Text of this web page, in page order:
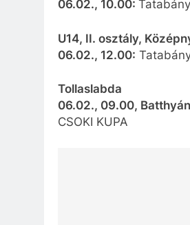
06.02., 10.00:
U14, II. osztály,
06.02., 12.00:
Tollaslabda
06.02., 09.00,
CSOKI KUPA